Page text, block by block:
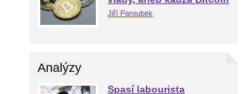
Jiří Paroubek
Analýzy
Spasí labourista